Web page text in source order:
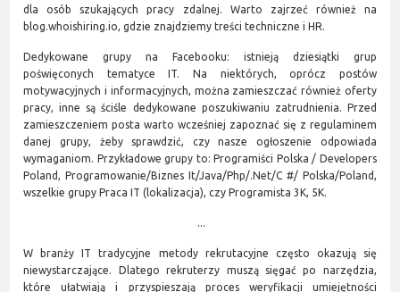
dla osób szukających pracy zdalnej. Warto zajrzeć również na
blog.whoishiring.io, gdzie znajdziemy treści techniczne i HR.
Dedykowane grupy na Facebooku: istnieją dziesiątki grup
poświęconych tematyce IT. Na niektórych, oprócz postów
motywacyjnych i informacyjnych, można zamieszczać również oferty
pracy, inne są ściśle dedykowane poszukiwaniu zatrudnienia. Przed
zamieszczeniem posta warto wcześniej zapoznać się z regulaminem
danej grupy, żeby sprawdzić, czy nasze ogłoszenie odpowiada
wymaganiom. Przykładowe grupy to: Programiści Polska / Developers
Poland, Programowanie/Biznes It/Java/Php/.Net/C #/ Polska/Poland,
wszelkie grupy Praca IT (lokalizacja), czy Programista 3K, 5K.
...
W branży IT tradycyjne metody rekrutacyjne często okazują się
niewystarczające. Dlatego rekruterzy muszą sięgać po narzędzia,
które ułatwiają i przyspieszają proces weryfikacji umiejętności